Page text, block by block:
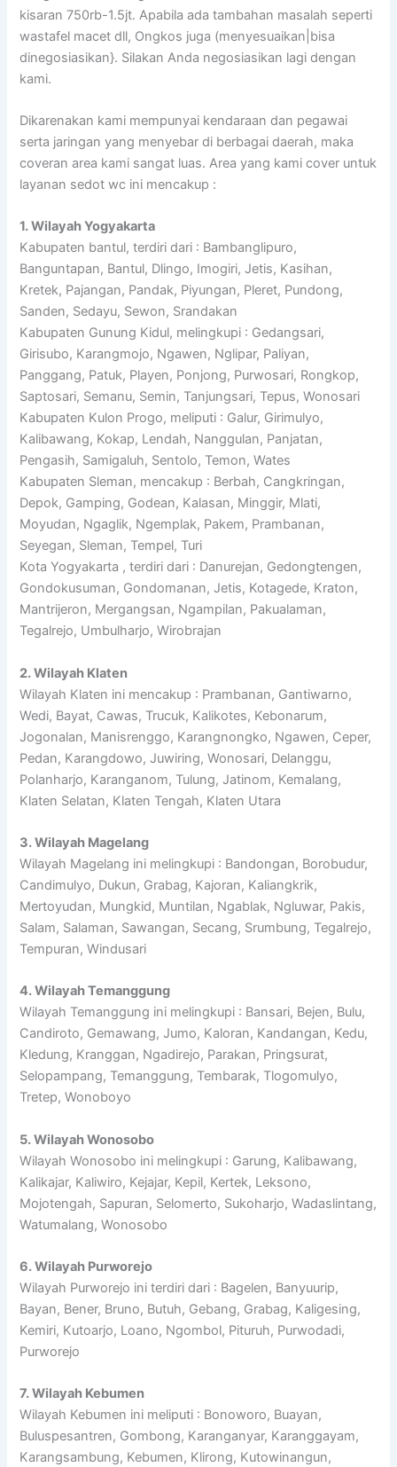
kisaran 750rb-1.5jt. Apabila ada tambahan masalah seperti
wastafel macet dll, Ongkos juga (menyesuaikan|bisa
dinegosiasikan}. Silakan Anda negosiasikan lagi dengan
kami.
Dikarenakan kami mempunyai kendaraan dan pegawai
serta jaringan yang menyebar di berbagai daerah, maka
coveran area kami sangat luas. Area yang kami cover untuk
layanan sedot wc ini mencakup :
1. Wilayah Yogyakarta
Kabupaten bantul, terdiri dari : Bambanglipuro,
Banguntapan, Bantul, Dlingo, Imogiri, Jetis, Kasihan,
Kretek, Pajangan, Pandak, Piyungan, Pleret, Pundong,
Sanden, Sedayu, Sewon, Srandakan
Kabupaten Gunung Kidul, melingkupi : Gedangsari,
Girisubo, Karangmojo, Ngawen, Nglipar, Paliyan,
Panggang, Patuk, Playen, Ponjong, Purwosari, Rongkop,
Saptosari, Semanu, Semin, Tanjungsari, Tepus, Wonosari
Kabupaten Kulon Progo, meliputi : Galur, Girimulyo,
Kalibawang, Kokap, Lendah, Nanggulan, Panjatan,
Pengasih, Samigaluh, Sentolo, Temon, Wates
Kabupaten Sleman, mencakup : Berbah, Cangkringan,
Depok, Gamping, Godean, Kalasan, Minggir, Mlati,
Moyudan, Ngaglik, Ngemplak, Pakem, Prambanan,
Seyegan, Sleman, Tempel, Turi
Kota Yogyakarta , terdiri dari : Danurejan, Gedongtengen,
Gondokusuman, Gondomanan, Jetis, Kotagede, Kraton,
Mantrijeron, Mergangsan, Ngampilan, Pakualaman,
Tegalrejo, Umbulharjo, Wirobrajan
2. Wilayah Klaten
Wilayah Klaten ini mencakup : Prambanan, Gantiwarno,
Wedi, Bayat, Cawas, Trucuk, Kalikotes, Kebonarum,
Jogonalan, Manisrenggo, Karangnongko, Ngawen, Ceper,
Pedan, Karangdowo, Juwiring, Wonosari, Delanggu,
Polanharjo, Karanganom, Tulung, Jatinom, Kemalang,
Klaten Selatan, Klaten Tengah, Klaten Utara
3. Wilayah Magelang
Wilayah Magelang ini melingkupi : Bandongan, Borobudur,
Candimulyo, Dukun, Grabag, Kajoran, Kaliangkrik,
Mertoyudan, Mungkid, Muntilan, Ngablak, Ngluwar, Pakis,
Salam, Salaman, Sawangan, Secang, Srumbung, Tegalrejo,
Tempuran, Windusari
4. Wilayah Temanggung
Wilayah Temanggung ini melingkupi : Bansari, Bejen, Bulu,
Candiroto, Gemawang, Jumo, Kaloran, Kandangan, Kedu,
Kledung, Kranggan, Ngadirejo, Parakan, Pringsurat,
Selopampang, Temanggung, Tembarak, Tlogomulyo,
Tretep, Wonoboyo
5. Wilayah Wonosobo
Wilayah Wonosobo ini melingkupi : Garung, Kalibawang,
Kalikajar, Kaliwiro, Kejajar, Kepil, Kertek, Leksono,
Mojotengah, Sapuran, Selomerto, Sukoharjo, Wadaslintang,
Watumalang, Wonosobo
6. Wilayah Purworejo
Wilayah Purworejo ini terdiri dari : Bagelen, Banyuurip,
Bayan, Bener, Bruno, Butuh, Gebang, Grabag, Kaligesing,
Kemiri, Kutoarjo, Loano, Ngombol, Pituruh, Purwodadi,
Purworejo
7. Wilayah Kebumen
Wilayah Kebumen ini meliputi : Bonoworo, Buayan,
Buluspesantren, Gombong, Karanganyar, Karanggayam,
Karangsambung, Kebumen, Klirong, Kutowinangun,